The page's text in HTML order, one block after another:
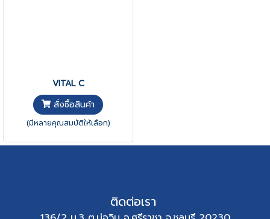
VITAL C
สั่งซื้อสินค้า
(มีหลายคุณสมบัติให้เลือก)
ติดต่อเรา